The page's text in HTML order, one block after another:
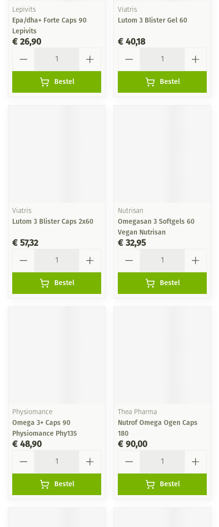
Lepivits
Epa/dha+ Forte Caps 90
Lepivits
€ 26,90
Bestel
Viatris
Lutom 3 Blister Gel 60
€ 40,18
Bestel
Viatris
Lutom 3 Blister Caps 2x60
€ 57,32
Bestel
Nutrisan
Omegasan 3 Softgels 60
Vegan Nutrisan
€ 32,95
Bestel
Physiomance
Omega 3+ Caps 90
Physiomance Phy135
€ 48,90
Bestel
Thea Pharma
Nutrof Omega Ogen Caps
180
€ 90,00
Bestel